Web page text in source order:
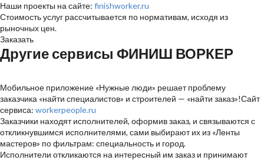
Наши проекты на сайте: finishworker.ru
Стоимость услуг рассчитывается по нормативам, исходя из
рыночных цен.
Заказать
Другие сервисы ФИНИШ ВОРКЕР
Мобильное приложение «Нужные люди» решает проблему
заказчика «найти специалистов» и строителей — «найти заказ»!Сайт
сервиса: workerpeople.ru
Заказчики находят исполнителей, оформив заказ, и связываются с
откликнувшимся исполнителями, сами выбирают их из «Ленты
мастеров» по фильтрам: специальность и город.
Исполнители откликаются на интересный им заказ и принимают